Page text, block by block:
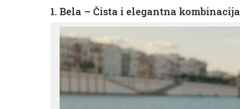
1. Bela – Čista i elegantna kombinacija